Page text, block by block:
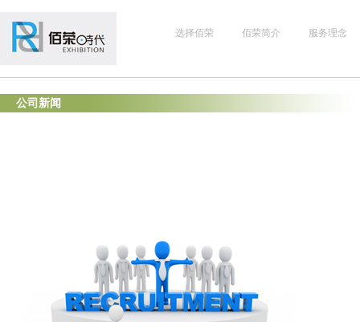
选择佰荣 佰荣简介 服务理念
公司新闻